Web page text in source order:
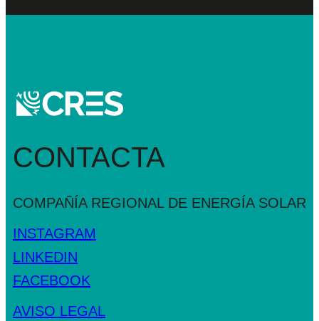
CONTACTA
COMPAÑÍA REGIONAL DE ENERGÍA SOLAR
INSTAGRAM
LINKEDIN
FACEBOOK
AVISO LEGAL